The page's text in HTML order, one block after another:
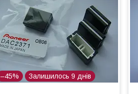
–45% Залишилось 9 днів